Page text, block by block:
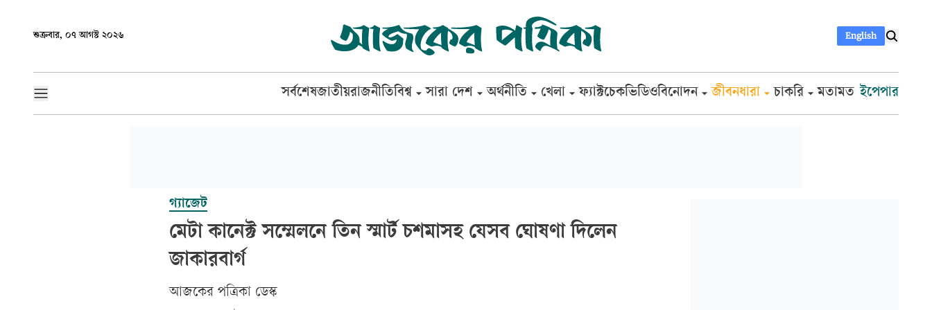
শুক্রবার, ০৭ আগস্ট ২০২৬ English
সর্বশেষজাতীয়রাজনীতিবিশ্ব সারা দেশ অর্থনীতি খেলা ফ্যাক্টচেকভিডিওবিনোদন জীবনধারা চাকরি মতামত ইপেপার
গ্যাজেট
মেটা কানেক্ট সম্মেলনে তিন স্মার্ট চশমাসহ যেসব ঘোষণা দিলেন
জাকারবার্গ
আজকের পত্রিকা ডেস্ক­